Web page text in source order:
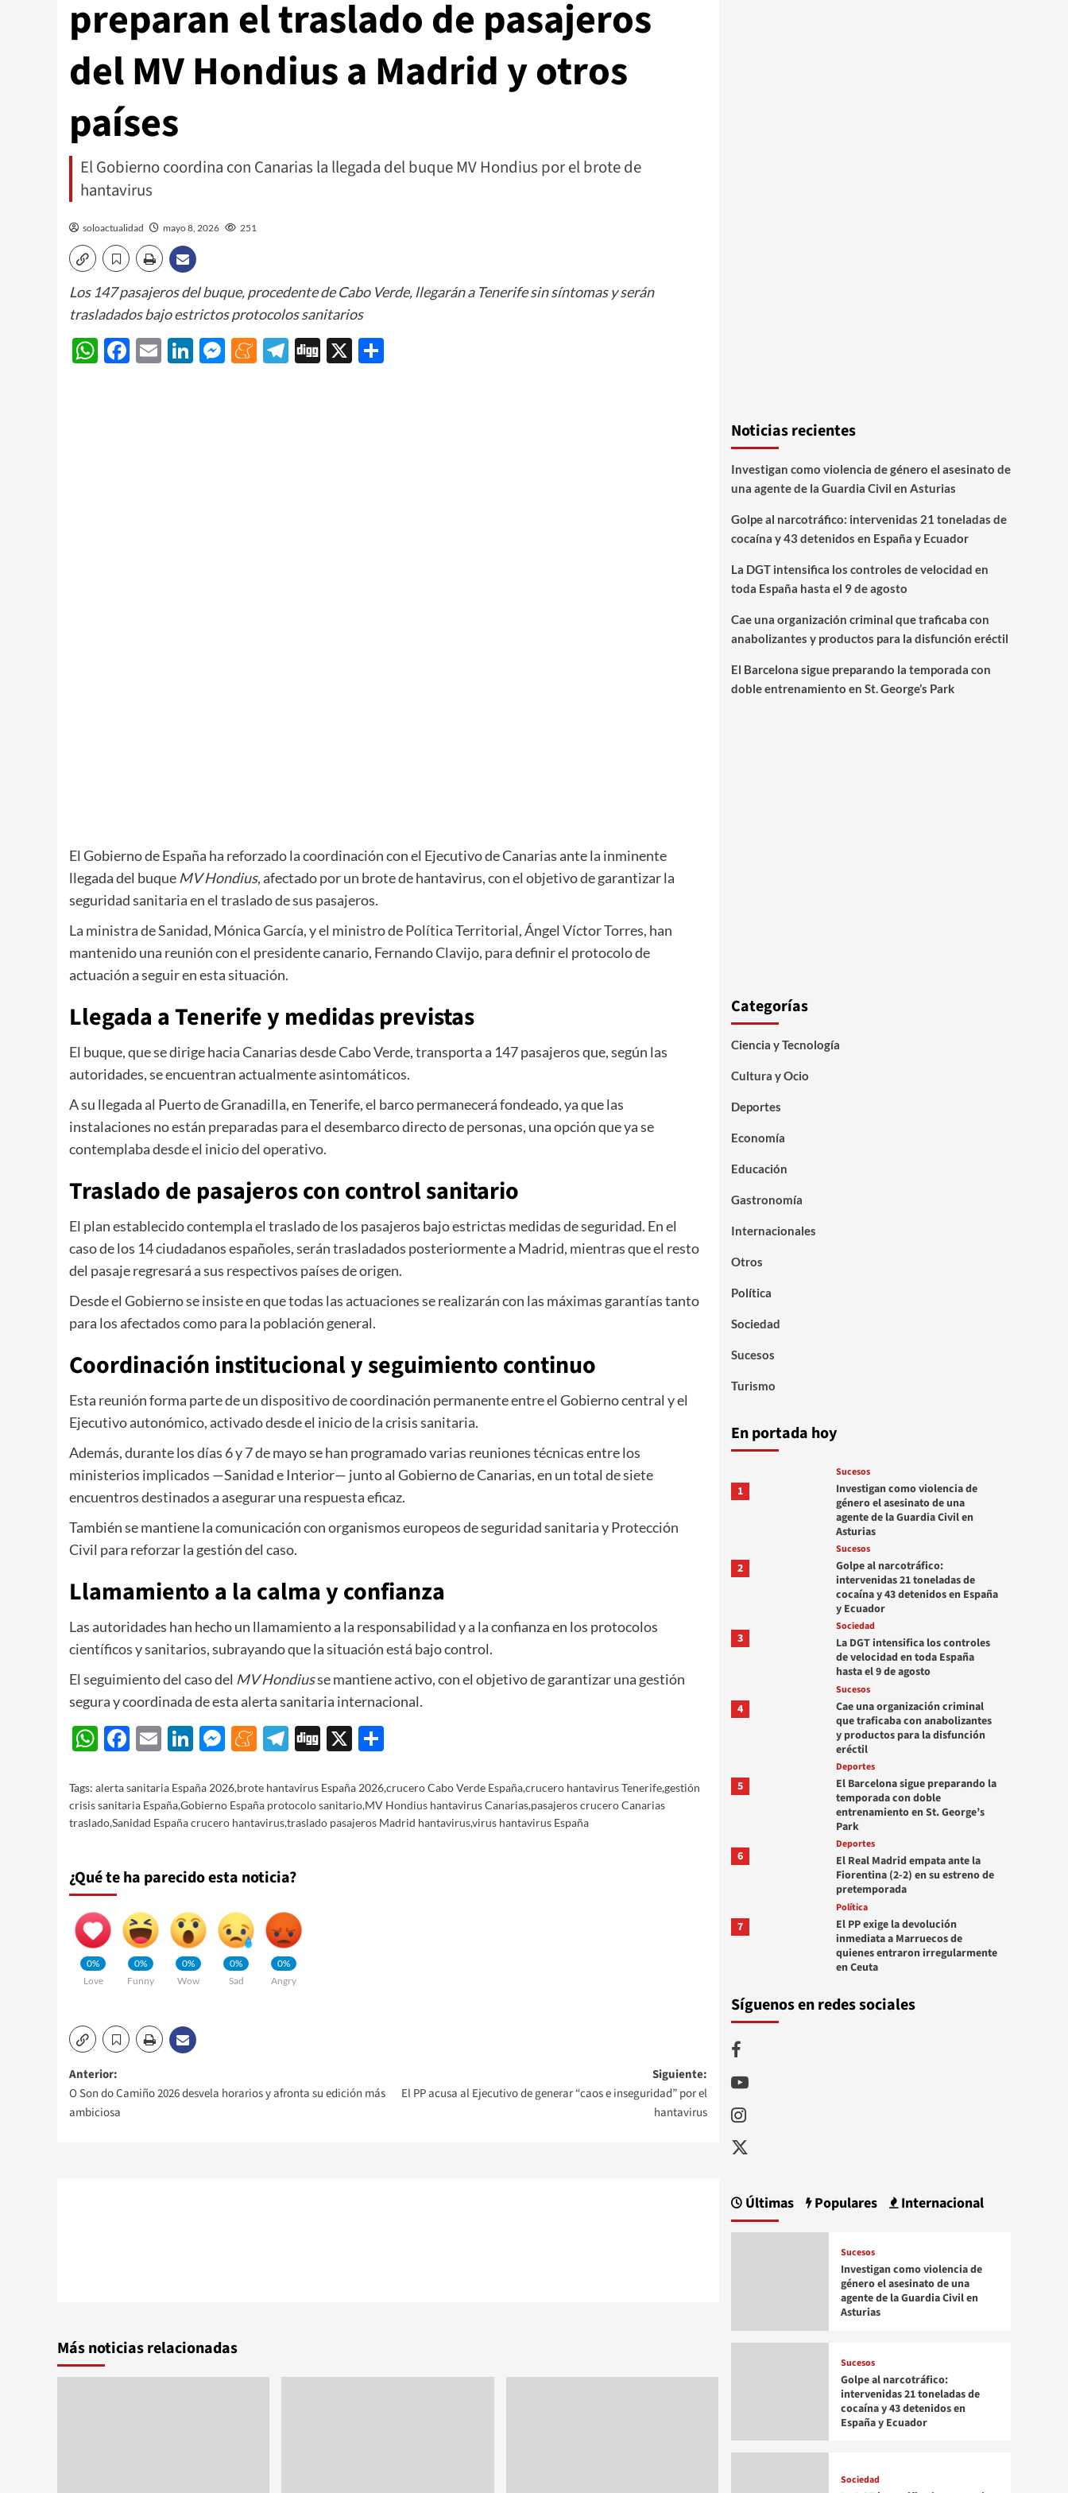
preparan el traslado de pasajeros
del MV Hondius a Madrid y otros
países
El Gobierno coordina con Canarias la llegada del buque MV Hondius por el brote de
hantavirus
soloactualidad mayo 8, 2026 251
Los 147 pasajeros del buque, procedente de Cabo Verde, llegarán a Tenerife sin síntomas y serán
trasladados bajo estrictos protocolos sanitarios
WhatsApp
Facebook
EmailLinkedIn
Messenger
Meneame
Telegram
Digg
X
El Gobierno de España ha reforzado la coordinación con el Ejecutivo deCanariasante la inminente
llegada del buqueMV Hondius, afectado por un brote de hantavirus, con el objetivo de garantizar la
seguridad sanitaria en el traslado de sus pasajeros.
La ministra de Sanidad, Mónica García, y el ministro de Política Territorial,Ángel Víctor Torres, han
mantenido una reunión con el presidente canario, Fernando Clavijo, para definir el protocolo de
actuación a seguir en esta situación.
Llegada a Tenerife y medidas previstas
El buque, que se dirige hacia Canarias desde Cabo Verde, transporta a 147 pasajeros que, según las
autoridades, se encuentran actualmente asintomáticos.
A su llegada al Puerto de Granadilla, en Tenerife, el barco permanecerá fondeado, ya que las
instalaciones no están preparadas para el desembarco directo de personas, una opción que ya se
contemplaba desde el inicio del operativo.
Traslado de pasajeros con control sanitario
El plan establecido contempla el traslado de los pasajeros bajo estrictas medidas de seguridad. En el
caso de los 14 ciudadanos españoles, serán trasladados posteriormente a Madrid, mientras que el resto
del pasaje regresará a sus respectivos países de origen.
Desde el Gobierno se insiste en que todas las actuaciones se realizarán con las máximas garantías tanto
para los afectados como para la población general.
Coordinación institucional y seguimiento continuo
Esta reunión forma parte de un dispositivo de coordinación permanente entre el Gobierno central y el
Ejecutivo autonómico, activado desde el inicio de la crisis sanitaria.
Además, durante los días 6 y 7 de mayo se han programado varias reuniones técnicas entre los
ministerios implicados —Sanidad e Interior— junto al Gobierno de Canarias, en un total de siete
encuentros destinados a asegurar una respuesta eficaz.
También se mantiene la comunicación con organismos europeos de seguridad sanitaria y Protección
Civil para reforzar la gestión del caso.
Llamamiento a la calma y confianza
Las autoridades han hecho un llamamiento a la responsabilidad y a la confianza en los protocolos
científicos y sanitarios, subrayando que la situación está bajo control.
El seguimiento del caso del MV Hondiusse mantiene activo, con el objetivo de garantizar una gestión
segura y coordinada de esta alerta sanitaria internacional.
WhatsApp
Facebook
EmailLinkedIn
Messenger
Meneame
Telegram
Digg
X
Tags: alerta sanitaria España 2026,brote hantavirus España 2026,crucero Cabo Verde España,crucero hantavirus Tenerife,gestión
crisis sanitaria España,Gobierno España protocolo sanitario,MV Hondius hantavirus Canarias,pasajeros crucero Canarias
traslado,Sanidad España crucero hantavirus,traslado pasajeros Madrid hantavirus,virus hantavirus España
¿Qué te ha parecido esta noticia?
0%
Love
0%
Funny
0%
Wow
0%
Sad
0%
Angry
Navegación
de
Anterior:
O Son do Camiño 2026 desvela horarios y afronta su edición más
ambiciosa
Siguiente:
El PP acusa al Ejecutivo de generar “caos e inseguridad” por el
hantavirus
Más noticias relacionadas
Noticias recientes
Investigan como violencia de género el asesinato de
una agente de la Guardia Civil en Asturias
Golpe al narcotráfico: intervenidas 21 toneladas de
cocaína y 43 detenidos en España y Ecuador
La DGT intensifica los controles de velocidad en
toda España hasta el 9 de agosto
Cae una organización criminal que traficaba con
anabolizantes y productos para la disfunción eréctil
El Barcelona sigue preparando la temporada con
doble entrenamiento en St. George’s Park
Categorías
Ciencia y Tecnología
Cultura y Ocio
Deportes
Economía
Educación
Gastronomía
Internacionales
Otros
Política
Sociedad
Sucesos
Turismo
En portada hoy
1
Sucesos
Investigan como violencia de
género el asesinato de una
agente de la Guardia Civil en
Asturias
2
Sucesos
Golpe al narcotráfico:
intervenidas 21 toneladas de
cocaína y 43 detenidos en España
y Ecuador
3
Sociedad
La DGT intensifica los controles
de velocidad en toda España
hasta el 9 de agosto
4
Sucesos
Cae una organización criminal
que traficaba con anabolizantes
y productos para la disfunción
eréctil
5
Deportes
El Barcelona sigue preparando la
temporada con doble
entrenamiento en St. George’s
Park
6
Deportes
El Real Madrid empata ante la
Fiorentina (2-2) en su estreno de
pretemporada
7
Política
El PP exige la devolución
inmediata a Marruecos de
quienes entraron irregularmente
en Ceuta
Síguenos en redes sociales
Facebook
Youtube
Instagram
Twitter
Últimas Populares Internacional
Sucesos
Investigan como violencia de
género el asesinato de una
agente de la Guardia Civil en
Asturias
Sucesos
Golpe al narcotráfico:
intervenidas 21 toneladas de
cocaína y 43 detenidos en
España y Ecuador
Sociedad